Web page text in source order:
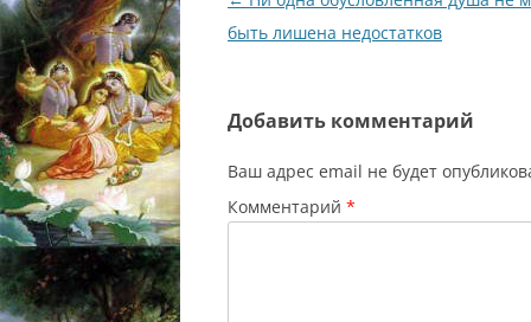
по
быть лишена недостатков
Добавить комментарий
Ваш адрес email не будет
Комментарий *